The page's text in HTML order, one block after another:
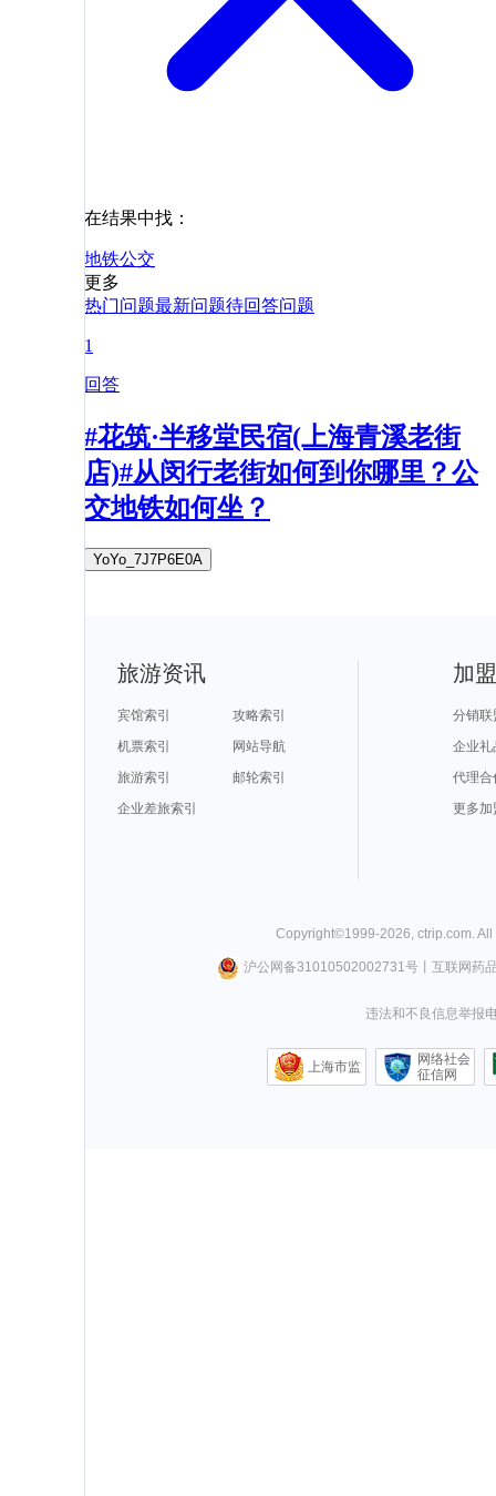
在结果中找：
地铁公交
更多
热门问题最新问题待回答问题
1
回答
#花筑·半移堂民宿(上海青溪老街
店)#从闵行老街如何到你哪里？公
交地铁如何坐？
YoYo_7J7P6E0A
旅游资讯
宾馆索引
攻略索引
机票索引
网站导航
旅游索引
邮轮索引
企业差旅索引
加
分销联
企业礼
代理合
更多加
Copyright©1999-2026 ctrip.com .
沪公网备31010502002731号丨 互联网药
违法和不良信息举报
上海市监
网络社会
征信网